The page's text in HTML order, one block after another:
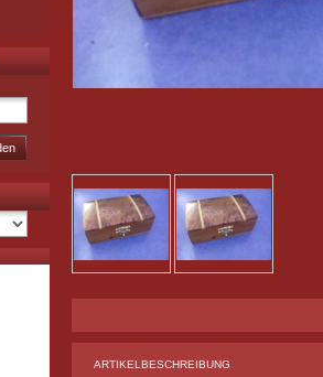
ARTIKELBESCHREIBUNG